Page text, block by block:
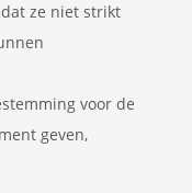
ze niet strikt
voor de
geven,